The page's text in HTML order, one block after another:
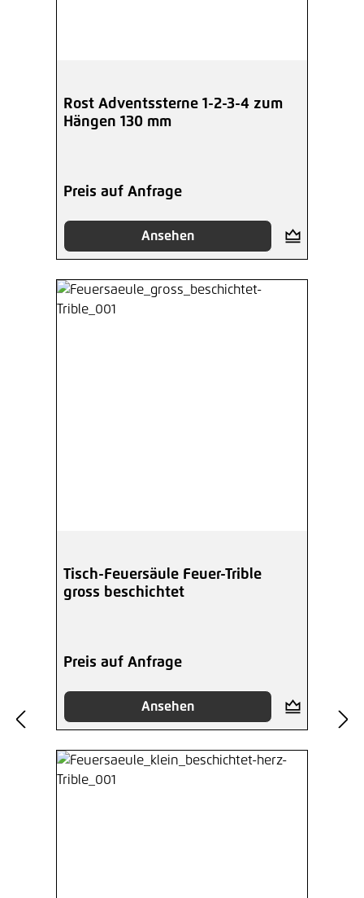
Rost Adventssterne 1-2-3-4 zum
Hängen 130 mm
Preis auf Anfrage
Ansehen
Tisch-Feuersäule Feuer-Trible
gross beschichtet
Preis auf Anfrage
Ansehen